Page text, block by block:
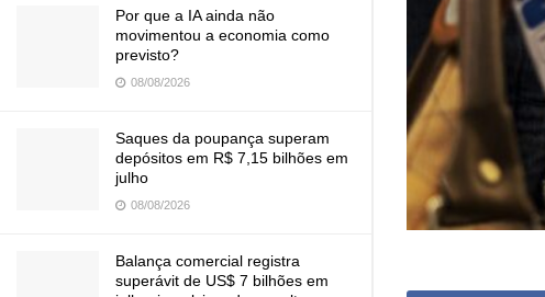
Por que a IA ainda não
movimentou a economia como
previsto?
08/08/2026
Saques da poupança superam
depósitos em R$ 7,15 bilhões em
julho
08/08/2026
Balança comercial registra
superávit de US$ 7 bilhões em